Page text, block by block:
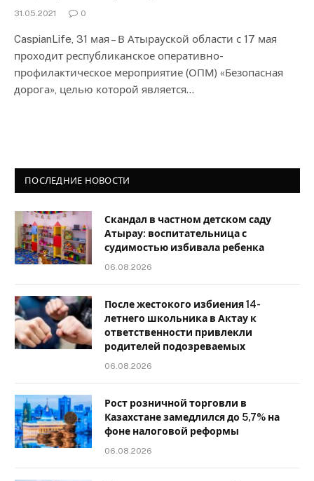
31.05.2021 0
CaspianLife, 31 мая – В Атырауской области с 17 мая
проходит республиканское оперативно-
профилактическое мероприятие (ОПМ) «Безопасная
дорога», целью которой является…
ПОСЛЕДНИЕ НОВОСТИ
Скандал в частном детском саду
Атырау: воспитательница с
судимостью избивала ребенка
06.08.2026
После жестокого избиения 14-
летнего школьника в Актау к
ответственности привлекли
родителей подозреваемых
06.08.2026
Рост розничной торговли в
Казахстане замедлился до 5,7% на
фоне налоговой реформы
06.08.2026